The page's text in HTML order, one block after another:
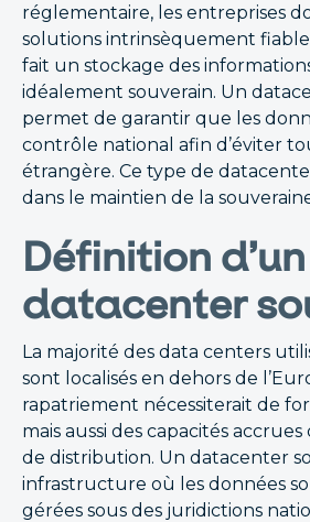
réglementaire, les entreprises
solutions intrinsèquement
fait un stockage des
idéalement souverain. Un
permet de garantir que les
contrôle national afin d’éviter
étrangère. Ce type de
dans le maintien de la
Définition d’un
datacenter
La majorité des data centers
sont localisés en dehors de
rapatriement nécessiterait de
mais aussi des capacités
de distribution. Un datacenter
infrastructure où les données
gérées sous des juridictions